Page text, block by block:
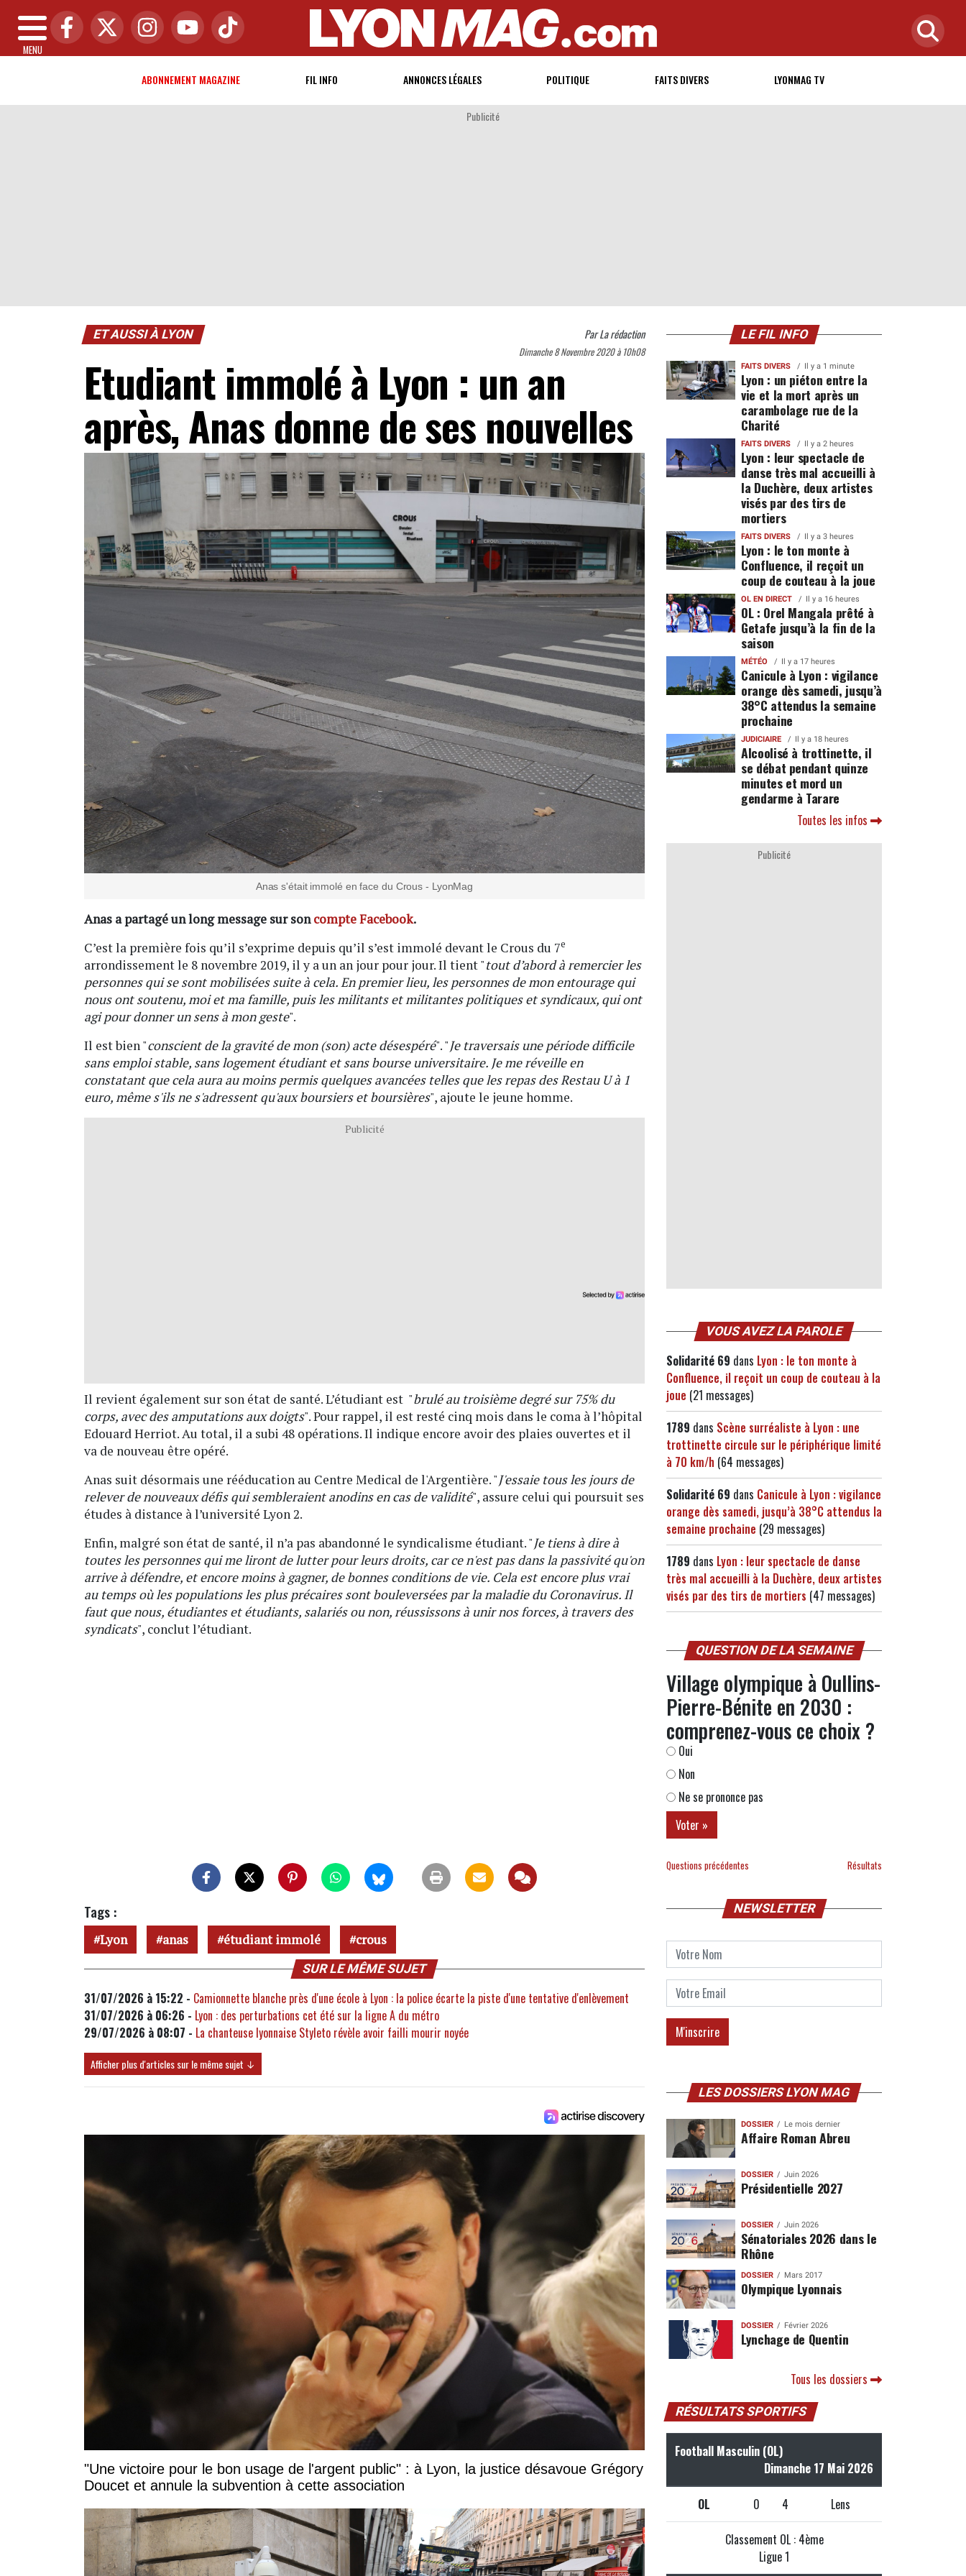
MENU
ABONNEMENT MAGAZINE FIL INFO ANNONCES LÉGALES POLITIQUE FAITS DIVERS LYONMAG TV
Publicité
ET AUSSI À LYON ParLa rédaction
Dimanche 8 Novembre 2020 à 10h08
Etudiant immolé à Lyon : un an
après, Anas donne de ses nouvelles
Anas s'était immolé en face du Crous - LyonMag
Anas a partagé un long message sur soncompte Facebook.
C’est la première fois qu’il s’exprime depuis qu’il s’est immolé devant le Crous du 7e
arrondissement le 8 novembre 2019, il y a un an jour pour jour. Il tient "tout d’abord à remercier les
personnes qui se sont mobilisées suite à cela. En premier lieu, les personnes de mon entourage qui
nous ont soutenu, moi et ma famille, puis les militants et militantes politiques et syndicaux, qui ont
agi pour donner un sens à mon geste".
Il est bien "conscient de la gravité de mon (son) acte désespéré". "Je traversais une période difficile
sans emploi stable, sans logement étudiant et sans bourse universitaire. Je me réveille en
constatant que cela aura au moins permis quelques avancées telles que les repas des Restau U à 1
euro, même s'ils ne s'adressent qu'aux boursiers et boursières", ajoute le jeune homme.
Publicité
Il revient également sur son état de santé. L’étudiant est "brulé au troisième degré sur 75% du
corps, avec des amputations aux doigts". Pour rappel, il est resté cinq mois dans le coma à l’hôpital
Edouard Herriot. Au total, il a subi 48 opérations. Il indique encore avoir des plaies ouvertes et il
va de nouveau être opéré.
Anas suit désormais une rééducation au Centre Medical de l'Argentière. "J'essaie tous les jours de
relever de nouveaux défis qui sembleraient anodins en cas de validité", assure celui qui poursuit ses
études à distance à l’université Lyon 2.
Enfin, malgré son état de santé, il n’a pas abandonné le syndicalisme étudiant. "Je tiens à dire à
toutes les personnes qui me liront de lutter pour leurs droits, car ce n'est pas dans la passivité qu'on
arrive à défendre, et encore moins à gagner, de bonnes conditions de vie. Cela est encore plus vrai
au temps où les populations les plus précaires sont bouleversées par la maladie du Coronavirus. Il
faut que nous, étudiantes et étudiants, salariés ou non, réussissons à unir nos forces, à travers des
syndicats", conclut l’étudiant.
Tags :
Lyon anas étudiant immolé crous
SUR LE MÊME SUJET
31/07/2026 à 15:22 - Camionnette blanche près d'une école à Lyon : la police écarte la piste d'une tentative d'enlèvement
31/07/2026 à 06:26 - Lyon : des perturbations cet été sur la ligne A du métro
29/07/2026 à 08:07 - La chanteuse lyonnaise Styleto révèle avoir failli mourir noyée
Afficher plus d'articles sur le même sujet ↓
"Une victoire pour le bon usage de l'argent public" : à Lyon, la justice désavoue Grégory
Doucet et annule la subvention à cette association
LE FIL INFO
FAITS DIVERS Il y a 1 minute
Lyon : un piéton entre la
vie et la mort après un
carambolage rue de la
Charité
FAITS DIVERS Il y a 2 heures
Lyon : leur spectacle de
danse très mal accueilli à
la Duchère, deux artistes
visés par des tirs de
mortiers
FAITS DIVERS Il y a 3 heures
Lyon : le ton monte à
Confluence, il reçoit un
coup de couteau à la joue
OL EN DIRECT Il y a 16 heures
OL : Orel Mangala prêté à
Getafe jusqu’à la fin de la
saison
MÉTÉO Il y a 17 heures
Canicule à Lyon : vigilance
orange dès samedi, jusqu’à
38°C attendus la semaine
prochaine
JUDICIAIRE Il y a 18 heures
Alcoolisé à trottinette, il
se débat pendant quinze
minutes et mord un
gendarme à Tarare
Toutes les infos
Publicité
VOUS AVEZ LA PAROLE
Solidarité 69 dans Lyon : le ton monte à
Confluence, il reçoit un coup de couteau à la
joue (21 messages)
1789 dans Scène surréaliste à Lyon : une
trottinette circule sur le périphérique limité
à 70 km/h (64 messages)
Solidarité 69 dans Canicule à Lyon : vigilance
orange dès samedi, jusqu’à 38°C attendus la
semaine prochaine (29 messages)
1789 dans Lyon : leur spectacle de danse
très mal accueilli à la Duchère, deux artistes
visés par des tirs de mortiers (47 messages)
QUESTION DE LA SEMAINE
Village olympique à Oullins-
Pierre-Bénite en 2030 :
comprenez-vous ce choix ?
Oui
Non
Ne se prononce pas
Questions précédentes Résultats
NEWSLETTER
LES DOSSIERS LYON MAG
DOSSIER Le mois dernier
Affaire Roman Abreu
DOSSIER Juin 2026
Présidentielle 2027
DOSSIER Juin 2026
Sénatoriales 2026 dans le
Rhône
DOSSIER Mars 2017
Olympique Lyonnais
DOSSIER Février 2026
Lynchage de Quentin
Tous les dossiers
RÉSULTATS SPORTIFS
Football Masculin (OL)
Dimanche 17 Mai 2026
OL 0 4 Lens
Classement OL : 4ème
Ligue 1